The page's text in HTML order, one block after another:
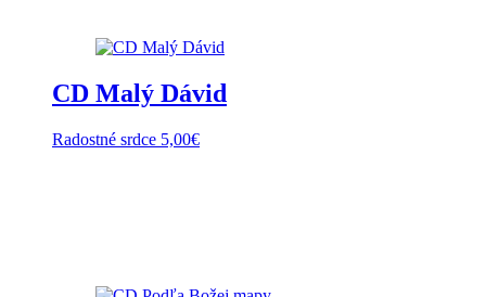
CD Malý Dávid
Radostné srdce 5,00€